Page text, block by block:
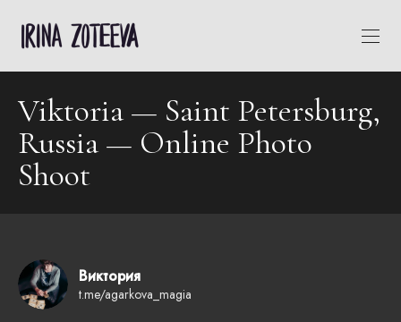
Viktoria — Saint Petersburg,
Russia — Online Photo
Shoot
Виктория
t.me/agarkova_magia